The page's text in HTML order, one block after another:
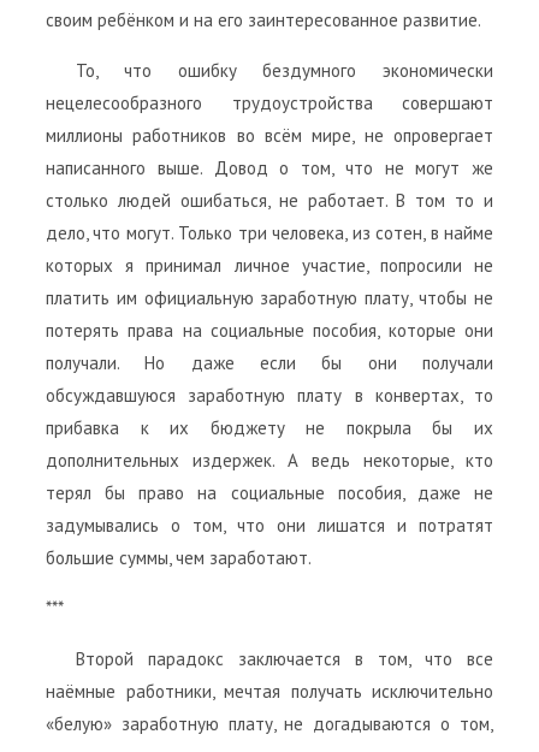
своим ребёнком и на его заинтересованное развитие.
То, что ошибку бездумного экономически
нецелесообразного трудоустройства совершают
миллионы работников во всём мире, не опровергает
написанного выше. Довод о том, что не могут же
столько людей ошибаться, не работает. В том то и
дело, что могут. Только три человека, из сотен, в найме
которых я принимал личное участие, попросили не
платить им официальную заработную плату, чтобы не
потерять права на социальные пособия, которые они
получали. Но даже если бы они получали
обсуждавшуюся заработную плату в конвертах, то
прибавка к их бюджету не покрыла бы их
дополнительных издержек. А ведь некоторые, кто
терял бы право на социальные пособия, даже не
задумывались о том, что они лишатся и потратят
большие суммы, чем заработают.
***
Второй парадокс заключается в том, что все
наёмные работники, мечтая получать исключительно
«белую» заработную плату, не догадываются о том,